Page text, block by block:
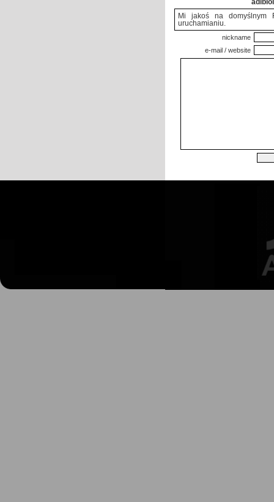
adiblol
Mi jakoś na domyślnym
uruchamianiu.
nickname
e-mail / website